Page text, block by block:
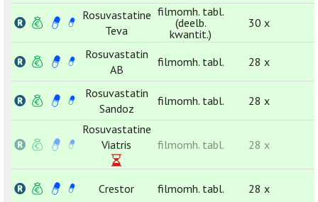
Rosuvastatine
Teva
filmomh. tabl.
(deelb.
kwantit.)
30 x
Rosuvastatin
AB
filmomh. tabl. 28 x
Rosuvastatin
Sandoz
filmomh. tabl.
28 x
Rosuvastatine
Viatris
filmomh. tabl. 28 x
Crestor filmomh. tabl. 28 x